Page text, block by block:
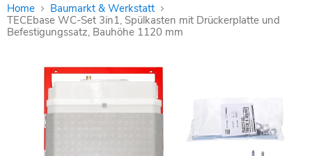
Home
Baumarkt & Werkstatt
TECEbase WC-Set 3in1, Spülkasten mit Drückerplatte und
Befestigungssatz, Bauhöhe 1120 mm